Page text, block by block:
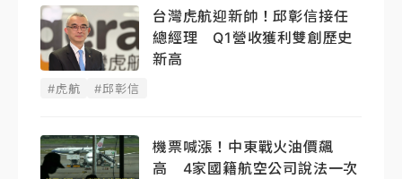
台灣虎航迎新帥！邱彰信接任
總經理 Q1營收獲利雙創歷史
新高
#虎航 #邱彰信
機票喊漲！中東戰火油價飆
高 4家國籍航空公司說法一次